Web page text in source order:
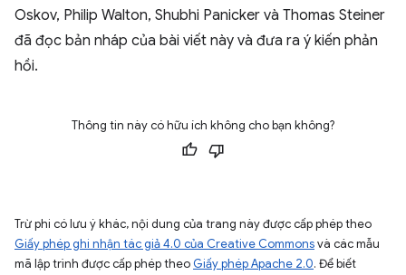
Oskov, Philip Walton, Shubhi Panicker và Thomas Steiner
đã đọc bản nháp của bài viết này và đưa ra ý kiến phản
hồi.
Thông tin này có hữu ích không cho bạn không?
Trừ phi có lưu ý khác, nội dung của trang này được cấp phép theo
Giấy phép ghi nhận tác giả 4.0 của Creative Commonsvà các mẫu
mã lập trình được cấp phép theo Giấy phép Apache 2.0. Để biết